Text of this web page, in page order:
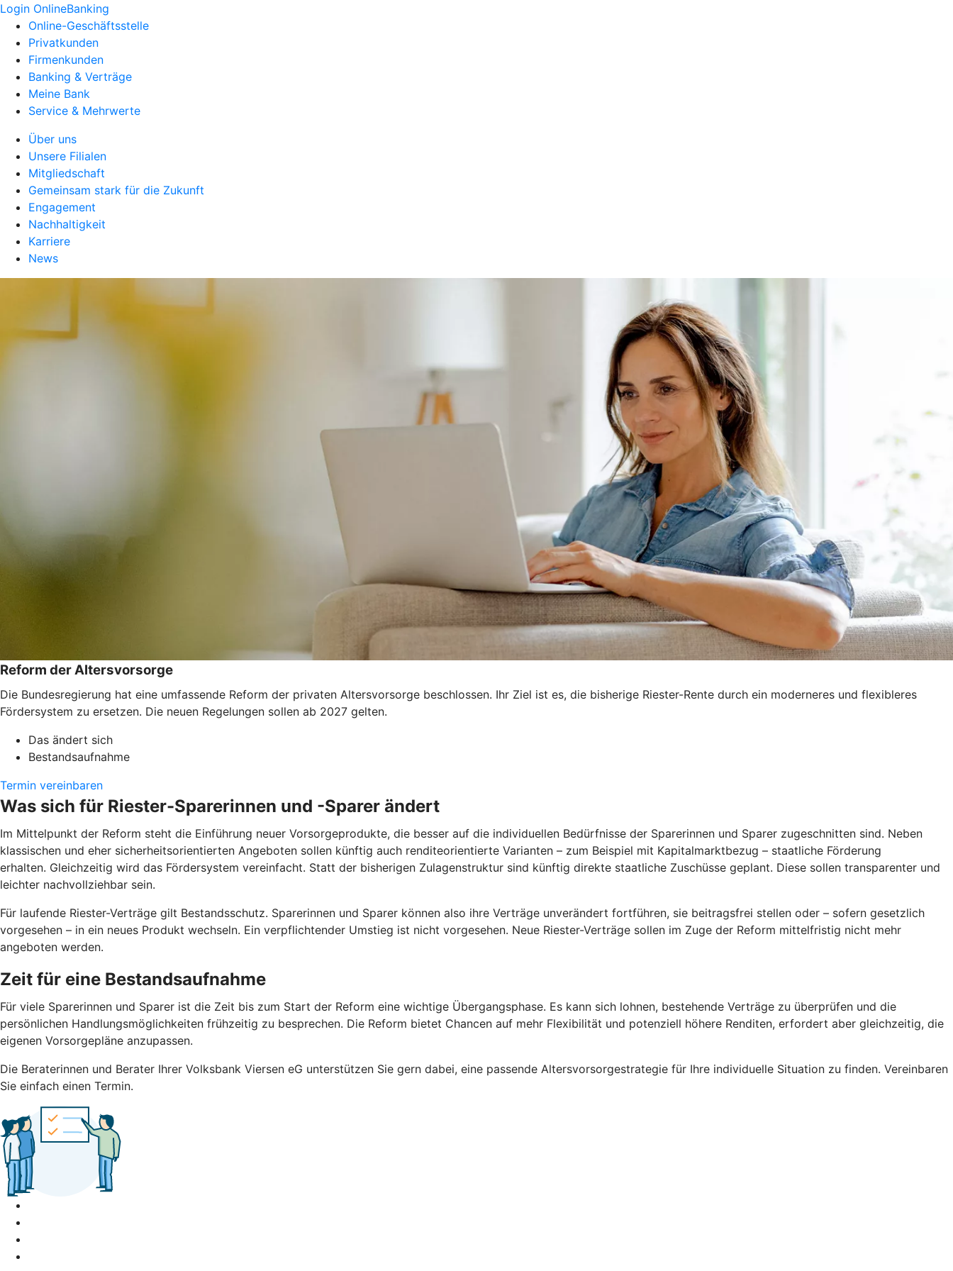
Login OnlineBanking
Online-Geschäftsstelle
Privatkunden
Firmenkunden
Banking & Verträge
Meine Bank
Service & Mehrwerte
Über uns
Unsere Filialen
Mitgliedschaft
Gemeinsam stark für die Zukunft
Engagement
Nachhaltigkeit
Karriere
News
Reform der Altersvorsorge
Die Bundesregierung hat eine umfassende Reform der privaten Altersvorsorge beschlossen. Ihr Ziel ist es, die bisherige Riester-Rente durch ein moderneres und flexibleres
Fördersystem zu ersetzen. Die neuen Regelungen sollen ab 2027 gelten.
Das ändert sich
Bestandsaufnahme
Termin vereinbaren
Was sich für Riester-Sparerinnen und -Sparer ändert
Im Mittelpunkt der Reform steht die Einführung neuer Vorsorgeprodukte, die besser auf die individuellen Bedürfnisse der Sparerinnen und Sparer zugeschnitten sind. Neben
klassischen und eher sicherheitsorientierten Angeboten sollen künftig auch renditeorientierte Varianten – zum Beispiel mit Kapitalmarktbezug – staatliche Förderung
erhalten. Gleichzeitig wird das Fördersystem vereinfacht. Statt der bisherigen Zulagenstruktur sind künftig direkte staatliche Zuschüsse geplant. Diese sollen transparenter und
leichter nachvollziehbar sein.
Für laufende Riester-Verträge gilt Bestandsschutz. Sparerinnen und Sparer können also ihre Verträge unverändert fortführen, sie beitragsfrei stellen oder – sofern gesetzlich
vorgesehen – in ein neues Produkt wechseln. Ein verpflichtender Umstieg ist nicht vorgesehen. Neue Riester-Verträge sollen im Zuge der Reform mittelfristig nicht mehr
angeboten werden.
Zeit für eine Bestandsaufnahme
Für viele Sparerinnen und Sparer ist die Zeit bis zum Start der Reform eine wichtige Übergangsphase. Es kann sich lohnen, bestehende Verträge zu überprüfen und die
persönlichen Handlungsmöglichkeiten frühzeitig zu besprechen. Die Reform bietet Chancen auf mehr Flexibilität und potenziell höhere Renditen, erfordert aber gleichzeitig, die
eigenen Vorsorgepläne anzupassen.
Die Beraterinnen und Berater Ihrer Volksbank Viersen eG unterstützen Sie gern dabei, eine passende Altersvorsorgestrategie für Ihre individuelle Situation zu finden. Vereinbaren
Sie einfach einen Termin.